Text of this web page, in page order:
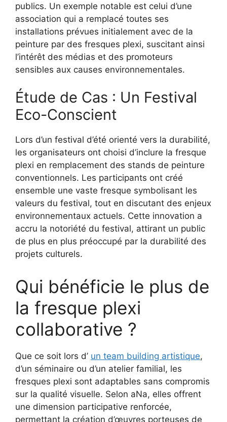
publics. Un exemple notable est celui d’une
association qui a remplacé toutes ses
installations prévues initialement avec de la
peinture par des fresques plexi, suscitant ainsi
l’intérêt des médias et des promoteurs
sensibles aux causes environnementales.
Étude de Cas : Un Festival
Eco-Conscient
Lors d’un festival d’été orienté vers la durabilité,
les organisateurs ont choisi d’inclure la fresque
plexi en remplacement des stands de peinture
conventionnels. Les participants ont créé
ensemble une vaste fresque symbolisant les
valeurs du festival, tout en discutant des enjeux
environnementaux actuels. Cette innovation a
accru la notoriété du festival, attirant un public
de plus en plus préoccupé par la durabilité des
projets culturels.
Qui bénéficie le plus de
la fresque plexi
collaborative ?
Que ce soit lors d’ un team building artistique,
d’un séminaire ou d’un atelier familial, les
fresques plexi sont adaptables sans compromis
sur la qualité visuelle. Selon aNa, elles offrent
une dimension participative renforcée,
permettant la création d’œuvres porteuses de